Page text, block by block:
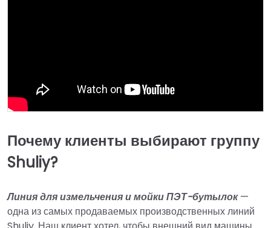
Почему клиенты выбирают группу
Shuliy?
Линия для измельчения и мойки ПЭТ-бутылок—
одна из самых продаваемых производственных линий